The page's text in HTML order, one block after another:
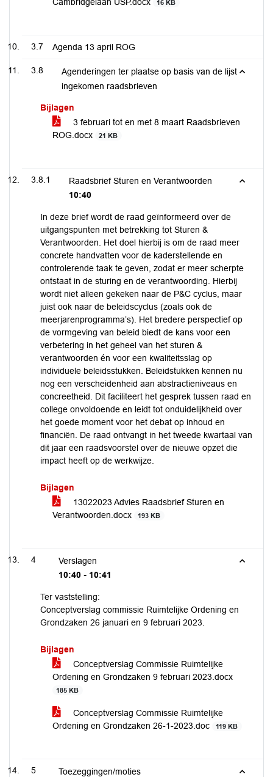
16 KB
3.7 Agenda 13 april ROG
3.8
Agenderingen ter plaatse op basis van de lijst
ingekomen raadsbrieven
Bijlagen
3 februari tot en met 8 maart Raadsbrieven
ROG.docx
21 KB
3.8.1
Raadsbrief Sturen en Verantwoorden
10:40
In deze brief wordt de raad geïnformeerd over de
uitgangspunten met betrekking tot Sturen &
Verantwoorden. Het doel hierbij is om de raad meer
concrete handvatten voor de kaderstellende en
controlerende taak te geven, zodat er meer scherpte
ontstaat in de sturing en de verantwoording. Hierbij
wordt niet alleen gekeken naar de P&C cyclus, maar
juist ook naar de beleidscyclus (zoals ook de
meerjarenprogramma’s). Het bredere perspectief op
de vormgeving van beleid biedt de kans voor een
verbetering in het geheel van het sturen &
verantwoorden én voor een kwaliteitsslag op
individuele beleidsstukken. Beleidstukken kennen nu
nog een verscheidenheid aan abstractieniveaus en
concreetheid. Dit faciliteert het gesprek tussen raad en
college onvoldoende en leidt tot onduidelijkheid over
het goede moment voor het debat op inhoud en
financiën. De raad ontvangt in het tweede kwartaal van
dit jaar een raadsvoorstel over de nieuwe opzet die
impact heeft op de werkwijze.
Bijlagen
13022023 Advies Raadsbrief Sturen en
Verantwoorden.docx
193 KB
4
Verslagen
10:40 - 10:41
Ter vaststelling:
Conceptverslag commissie Ruimtelijke Ordening en
Grondzaken 26 januari en 9 februari 2023.
Bijlagen
Conceptverslag Commissie Ruimtelijke
Ordening en Grondzaken 9 februari 2023.docx
185 KB
Conceptverslag Commissie Ruimtelijke
Ordening en Grondzaken 26-1-2023.doc
119 KB
5
Toezeggingen/moties